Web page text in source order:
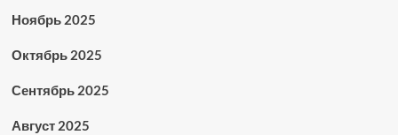
Ноябрь 2025
Октябрь 2025
Сентябрь 2025
Август 2025